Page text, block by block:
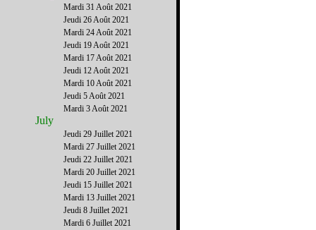
Mardi 31 Août 2021
Jeudi 26 Août 2021
Mardi 24 Août 2021
Jeudi 19 Août 2021
Mardi 17 Août 2021
Jeudi 12 Août 2021
Mardi 10 Août 2021
Jeudi 5 Août 2021
Mardi 3 Août 2021
July
Jeudi 29 Juillet 2021
Mardi 27 Juillet 2021
Jeudi 22 Juillet 2021
Mardi 20 Juillet 2021
Jeudi 15 Juillet 2021
Mardi 13 Juillet 2021
Jeudi 8 Juillet 2021
Mardi 6 Juillet 2021